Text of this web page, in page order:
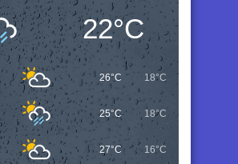
22°C
26°C 18°C
25°C 18°C
27°C 16°C